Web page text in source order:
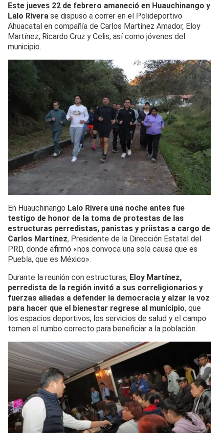
Este jueves 22 de febrero amaneció en Huauchinango y
Lalo Rivera se dispuso a correr en el Polideportivo
Ahuacatal en compañía de Carlos Martínez Amador, Eloy
Martínez, Ricardo Cruz y Celis, así como jóvenes del
municipio.
En Huauchinango Lalo Rivera una noche antes fue
testigo de honor de la toma de protestas de las
estructuras perredistas, panistas y priistas a cargo de
Carlos Martínez, Presidente de la Dirección Estatal del
PRD, donde afirmó «nos convoca una sola causa que es
Puebla, que es México».
Durante la reunión con estructuras, Eloy Martínez,
perredista de la región invitó a sus correligionarios y
fuerzas aliadas a defender la democracia y alzar la voz
para hacer que el bienestar regrese al municipio, que
los espacios deportivos, los servicios de salud y el campo
tomen el rumbo correcto para beneficiar a la población.